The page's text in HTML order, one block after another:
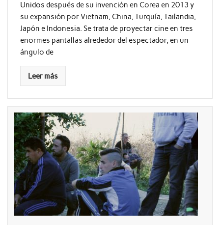
Unidos después de su invención en Corea en 2013 y
su expansión por Vietnam, China, Turquía, Tailandia,
Japón e Indonesia. Se trata de proyectar cine en tres
enormes pantallas alrededor del espectador, en un
ángulo de
Leer más